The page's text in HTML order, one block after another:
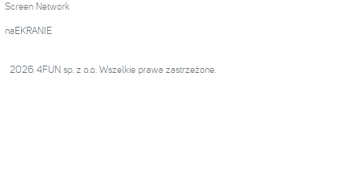
Screen Network
naEKRANIE
2026 4FUN sp. z o.o. Wszelkie prawa zastrzeżone.